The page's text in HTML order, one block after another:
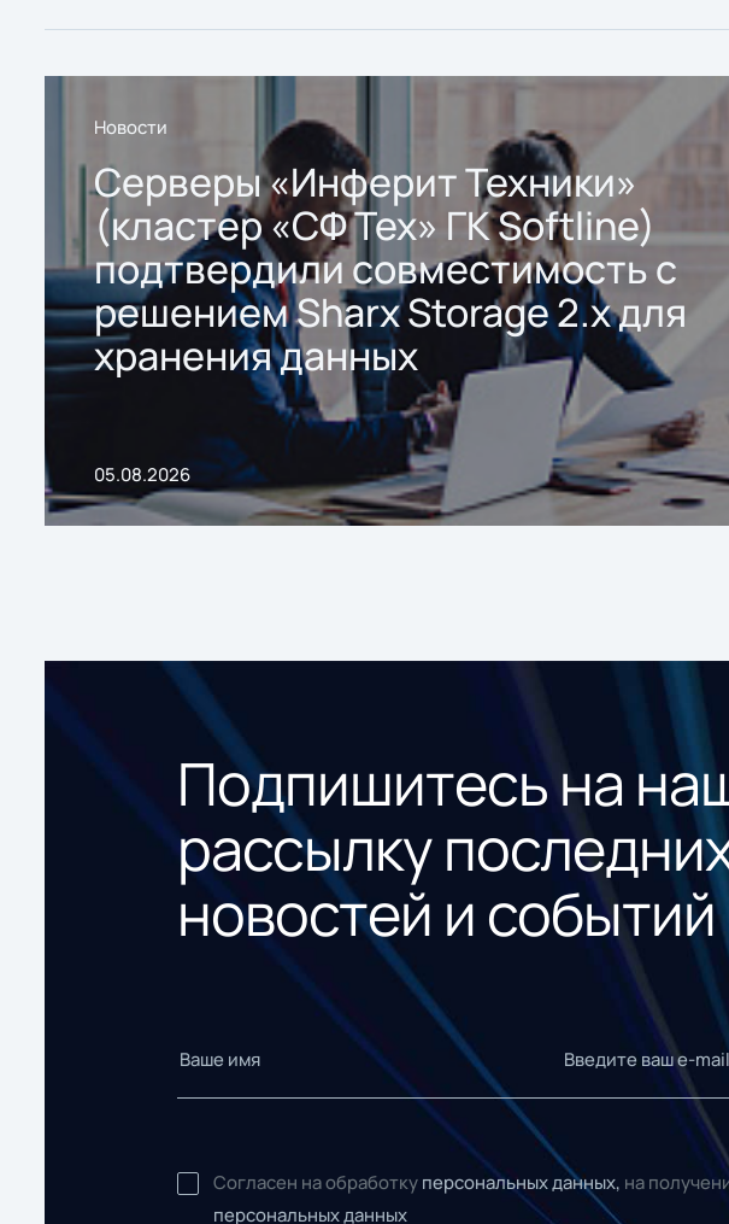
Новости
Серверы «Инферит Техники»
(кластер «СФ Тех» ГК Softline)
подтвердили совместимость с
решением Sharx Storage 2.x для
хранения данных
05.08.2026
Подпишитесь на
рассылку
новостей и событий
Согласен на обработку персональных данных, на
персональных данных